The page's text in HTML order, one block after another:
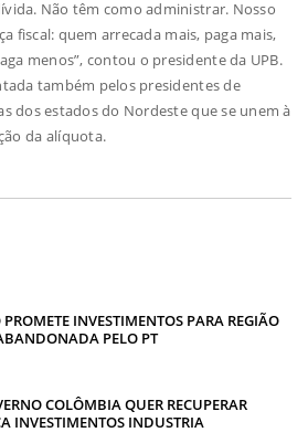
Não têm como administrar. Nosso
fiscal: quem arrecada mais, paga mais,
menos”, contou o presidente da UPB.
também pelos presidentes de
dos estados do Nordeste que se unem à
da alíquota.
INVESTIMENTOS PARA REGIÃO
PELO PT
COLÔMBIA QUER RECUPERAR
INVESTIMENTOS INDUSTRIA